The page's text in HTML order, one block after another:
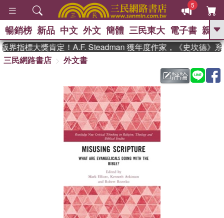
5
GO
父親節 、 如果歷
暑期推薦 、 國際布克
獎 臺灣漫遊錄 、 方念華
登輝時代 、 數學女孩：黎曼猜想
偉大的迷走神經
暢銷榜 新品 中文 外文 簡體 三民東大 電子書 親子
指標大獎肯定！A.F. Steadman 獲年度作家，《史坎德》系
三民網路書店
外文書
評論